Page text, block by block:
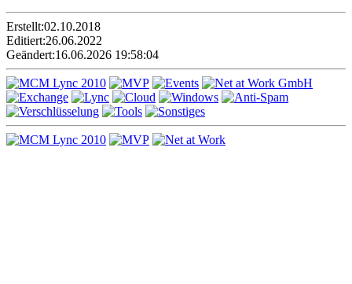
Erstellt:02.10.2018
Editiert:26.06.2022
Geändert:16.06.2026 19:58:04